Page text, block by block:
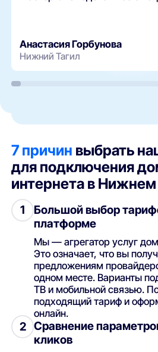
Анастасия Горбунова
Нижний Тагил
7 причин выбрать
для подключения
интернета в Нижнем
1
Большой выбор
платформе
Мы — агрегатор услуг
Это означает, что вы
предложениям
одном месте. Варианты
ТВ и мобильной связью.
подходящий тариф и
онлайн.
2 Сравнение
кликов